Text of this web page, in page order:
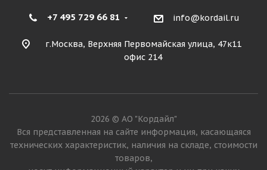
+7 495 729 66 81 info@kordail.ru
г.Москва, Верхняя Первомайская улица, 47к11
офис 214
2026 © АО "Кордайл"
Вся представленная на сайте информация, касающаяся
технических характеристик, наличия на складе, стоимости
товаров,